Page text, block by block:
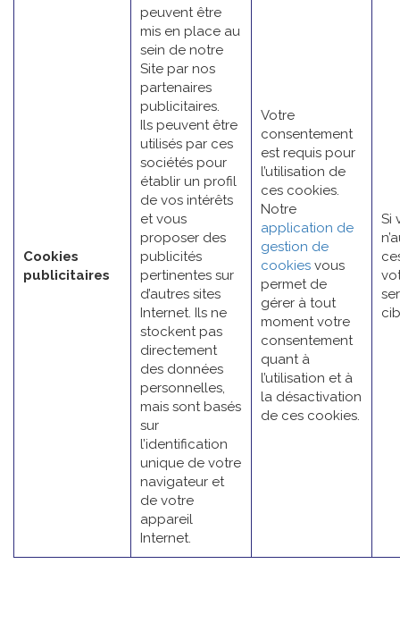
Cookies
publicitaires
peuvent être
mis en place au
sein de notre
Site par nos
partenaires
publicitaires.
Ils peuvent être
utilisés par ces
sociétés pour
établir un profil
de vos intérêts
et vous
proposer des
publicités
pertinentes sur
d’autres sites
Internet. Ils ne
stockent pas
directement
des données
personnelles,
mais sont basés
sur
l’identification
unique de votre
navigateur et
de votre
appareil
Internet.
Votre
consentement
est requis pour
l’utilisation de
ces cookies.
Notre
application de
gestion de
cookies vous
permet de
gérer à tout
moment votre
consentement
quant à
l’utilisation et à
la désactivation
de ces cookies.
Si